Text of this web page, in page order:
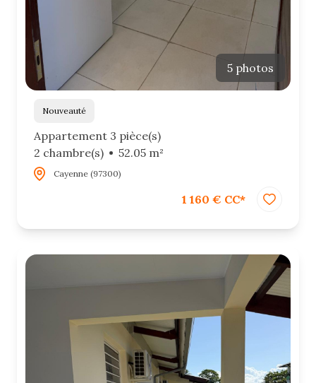
5 photos
Nouveauté
Appartement 3 pièce(s)
2 chambre(s)
52.05 m²
Cayenne (97300)
1 160 € CC*